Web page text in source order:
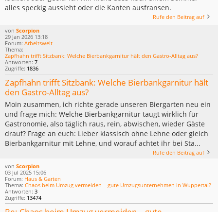
alles speckig aussieht oder die Kanten ausfransen.
Rufe den Beitrag auf
von Scorpion
29 Jan 2026 13:18
Forum: Arbeitswelt
Thema:
Zapfhahn trifft Sitzbank: Welche Bierbankgarnitur hält den Gastro-Alltag aus?
Antworten: 7
Zugriffe: 1836
Zapfhahn trifft Sitzbank: Welche Bierbankgarnitur hält
den Gastro-Alltag aus?
Moin zusammen, ich richte gerade unseren Biergarten neu ein
und frage mich: Welche Bierbankgarnitur taugt wirklich für
Gastronomie, also täglich raus, rein, abwischen, wieder Gäste
drauf? Frage an euch: Lieber klassisch ohne Lehne oder gleich
Bierbankgarnitur mit Lehne, und worauf achtet ihr bei Sta...
Rufe den Beitrag auf
von Scorpion
03 Jul 2025 15:06
Forum: Haus & Garten
Thema: Chaos beim Umzug vermeiden – gute Umzugsunternehmen in Wuppertal?
Antworten: 3
Zugriffe: 13474